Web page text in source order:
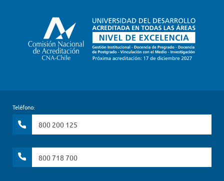
Teléfono:
800 200 125
800 718 700